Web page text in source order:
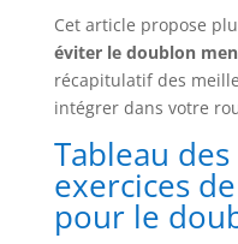
Cet article propose
éviter le doublon
récapitulatif des
intégrer dans votre
Tableau
exercices
pour le